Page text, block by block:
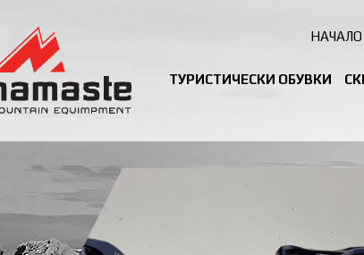
НАЧАЛО
ТУРИСТИЧЕСКИ ОБУВКИ